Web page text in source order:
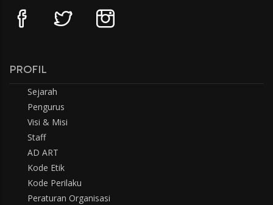
PROFIL
Sejarah
Pengurus
Visi & Misi
Staff
AD ART
Kode Etik
Kode Perilaku
Peraturan Organisasi